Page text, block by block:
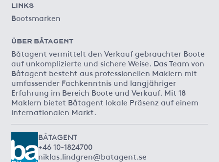
LINKS
Bootsmarken
ÜBER BÅTAGENT
Båtagent vermittelt den Verkauf gebrauchter Boote
auf unkomplizierte und sichere Weise. Das Team von
Båtagent besteht aus professionellen Maklern mit
umfassender Fachkenntnis und langjähriger
Erfahrung im Bereich Boote und Verkauf. Mit 18
Maklern bietet Båtagent lokale Präsenz auf einem
internationalen Markt.
BÅTAGENT
+46 10-1824700
niklas.lindgren@batagent.se